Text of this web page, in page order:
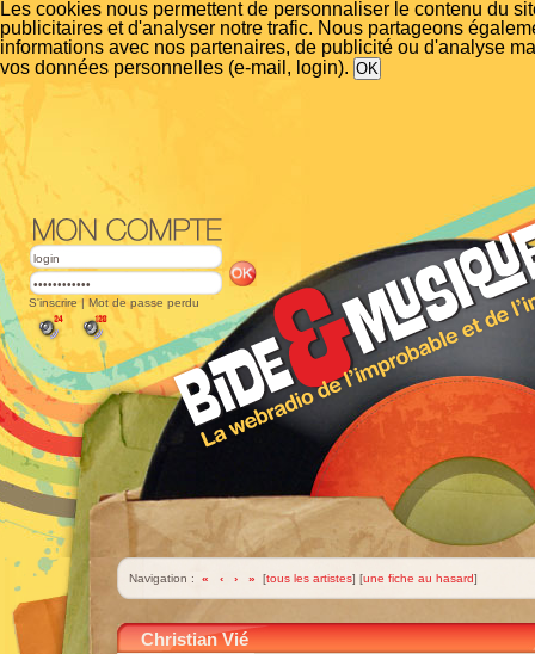
Les cookies nous permettent de personnaliser le contenu du
publicitaires et d'analyser notre trafic. Nous partageons
informations avec nos partenaires, de publicité ou d'analyse
vos données personnelles (e-mail, login).
S'inscrire | Mot de passe perdu
Navigation : « ‹ › » [tous les artistes] [une fiche au hasard]
Christian Vié